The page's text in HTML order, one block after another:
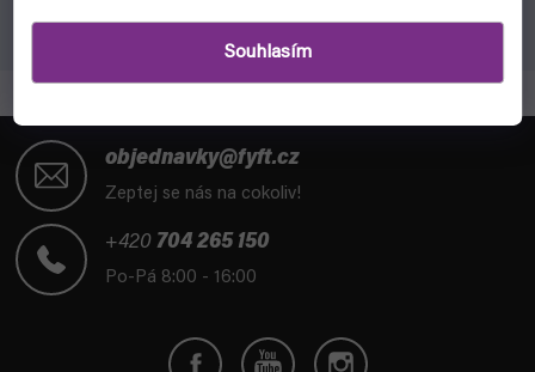
Souhlasím
objednavky@fyft.cz
Zeptej se nás na cokoliv!
+420 704 265 150
Po-Pá 8:00 - 16:00